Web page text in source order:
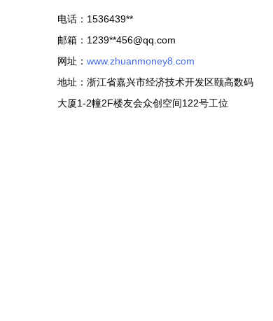
电话：1536439**
邮箱：1239**456@qq.com
网址： www.zhuanmoney8.com
地址：浙江省嘉兴市经济技术开发区颐高数码
大厦1-2幢2F楼友会众创空间122号工位